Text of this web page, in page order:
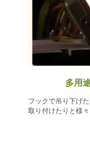
多用
フックで吊り下げ
取り付けたりと様